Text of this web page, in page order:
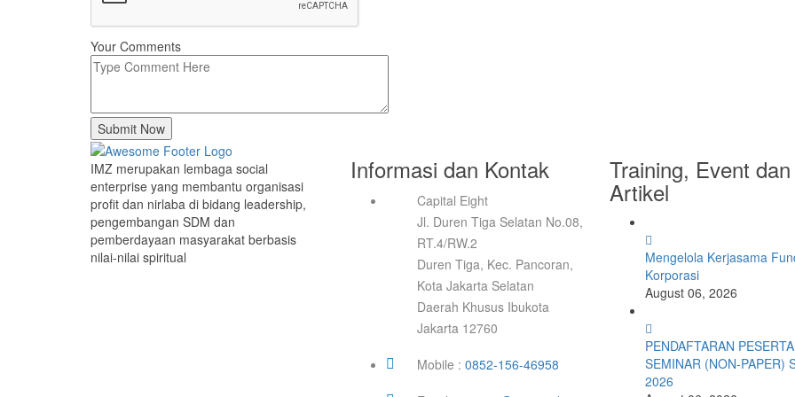
Your Comments
Submit Now
IMZ merupakan lembaga social
enterprise yang membantu organisasi
profit dan nirlaba di bidang leadership,
pengembangan SDM dan
pemberdayaan masyarakat berbasis
nilai-nilai spiritual
Informasi dan Kontak
Capital Eight
Jl. Duren Tiga Selatan No.08,
RT.4/RW.2
Duren Tiga, Kec. Pancoran,
Kota Jakarta Selatan
Daerah Khusus Ibukota
Jakarta 12760
Mobile : 0852-156-46958
Training, Event dan
Artikel
Mengelola Kerjasama
Korporasi
August 06, 2026
PENDAFTARAN PESERTA
SEMINAR (NON-PAPER)
2026